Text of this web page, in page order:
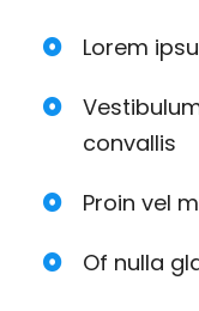
Lorem
convallis
Proin vel
Of nulla